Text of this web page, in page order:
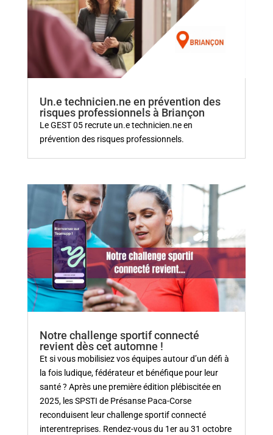
Un.e technicien.ne en prévention des
risques professionnels à Briançon
Le GEST 05 recrute un.e technicien.ne en
prévention des risques professionnels.
Notre challenge sportif connecté
revient dès cet automne !
Et si vous mobilisiez vos équipes autour d’un défi à
la fois ludique, fédérateur et bénéfique pour leur
santé ? Après une première édition plébiscitée en
2025, les SPSTI de Présanse Paca-Corse
reconduisent leur challenge sportif connecté
interentreprises. Rendez-vous du 1er au 31 octobre